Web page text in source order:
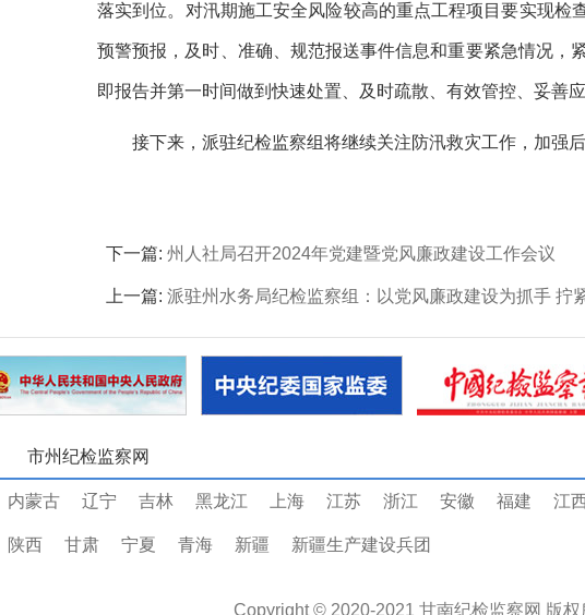
落实到位。对汛期施工安全风险较高的重点工程项目要实现检
预警预报，及时、准确、规范报送事件信息和重要紧急情况，
即报告并第一时间做到快速处置、及时疏散、有效管控、妥善
接下来，派驻纪检监察组将继续关注防汛救灾工作，加强
下一篇: 州人社局召开2024年党建暨党风廉政建设工作会议
上一篇: 派驻州水务局纪检监察组：以党风廉政建设为抓手 拧
市州纪检监察网
内蒙古 辽宁 吉林 黑龙江 上海 江苏 浙江 安徽 福建 江
陕西 甘肃 宁夏 青海 新疆 新疆生产建设兵团
Copyright © 2020-2021 甘南纪检监察网 版